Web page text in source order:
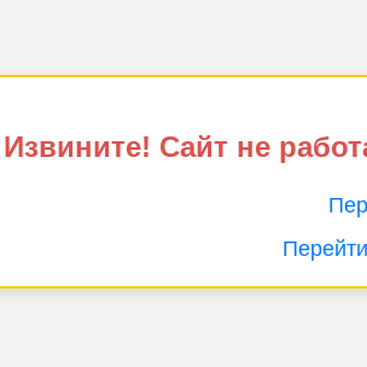
Извините! Сайт не